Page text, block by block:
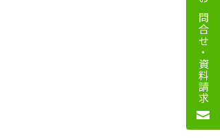
お問合せ・資料請求